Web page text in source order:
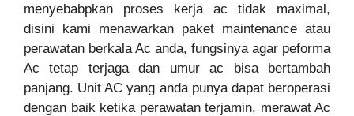
menyebabpkan proses kerja ac tidak maximal,
disini kami menawarkan paket maintenance atau
perawatan berkala Ac anda, fungsinya agar peforma
Ac tetap terjaga dan umur ac bisa bertambah
panjang. Unit AC yang anda punya dapat beroperasi
dengan baik ketika perawatan terjamin, merawat Ac